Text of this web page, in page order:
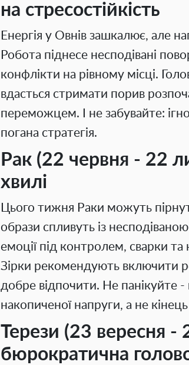
на стресостійкість
Енергія у Овнів зашкалює, але
Робота піднесе несподівані
конфлікти на рівному місці.
вдасться стримати порив
переможцем. І не забувайте:
погана стратегія.
Рак (22 червня - 22
хвилі
Цього тижня Раки можуть
образи спливуть із
емоції під контролем, сварки та
Зірки рекомендують включити
добре відпочити. Не панікуйте
накопиченої напруги, а не кінець
Терези (23 вересня -
бюрократична